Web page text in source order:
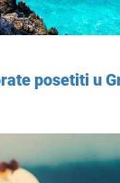
posetiti u